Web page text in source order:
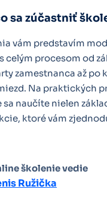
nemocenské
preberaných
miezd a
Ako zaúčtovať
používateľov
zasielaní výplatných
preberaných
na karte Réžia,
Ako poslať výplatnú
sa zúčastniť
vám predstavím
celým procesom od
zamestnanca až po
Na praktických
naučíte nielen
ktoré vám
školenie vedie
Ružička